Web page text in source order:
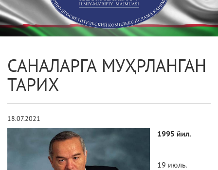
САНАЛАРГА МУҲРЛАНГАН
ТАРИХ
18.07.2021
1995 йил.
19 июль.